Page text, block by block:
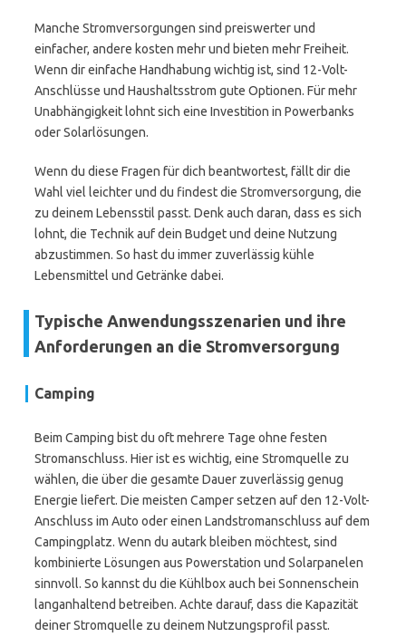
Manche Stromversorgungen sind preiswerter und
einfacher, andere kosten mehr und bieten mehr Freiheit.
Wenn dir einfache Handhabung wichtig ist, sind 12-Volt-
Anschlüsse und Haushaltsstrom gute Optionen. Für mehr
Unabhängigkeit lohnt sich eine Investition in Powerbanks
oder Solarlösungen.
Wenn du diese Fragen für dich beantwortest, fällt dir die
Wahl viel leichter und du findest die Stromversorgung, die
zu deinem Lebensstil passt. Denk auch daran, dass es sich
lohnt, die Technik auf dein Budget und deine Nutzung
abzustimmen. So hast du immer zuverlässig kühle
Lebensmittel und Getränke dabei.
Typische Anwendungsszenarien und ihre
Anforderungen an die Stromversorgung
Camping
Beim Camping bist du oft mehrere Tage ohne festen
Stromanschluss. Hier ist es wichtig, eine Stromquelle zu
wählen, die über die gesamte Dauer zuverlässig genug
Energie liefert. Die meisten Camper setzen auf den 12-Volt-
Anschluss im Auto oder einen Landstromanschluss auf dem
Campingplatz. Wenn du autark bleiben möchtest, sind
kombinierte Lösungen aus Powerstation und Solarpanelen
sinnvoll. So kannst du die Kühlbox auch bei Sonnenschein
langanhaltend betreiben. Achte darauf, dass die Kapazität
deiner Stromquelle zu deinem Nutzungsprofil passt.